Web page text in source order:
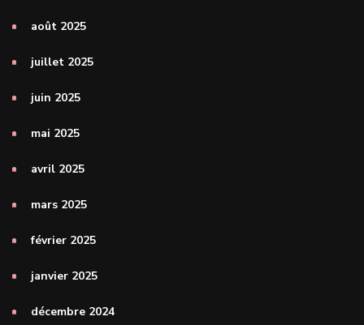
août 2025
juillet 2025
juin 2025
mai 2025
avril 2025
mars 2025
février 2025
janvier 2025
décembre 2024